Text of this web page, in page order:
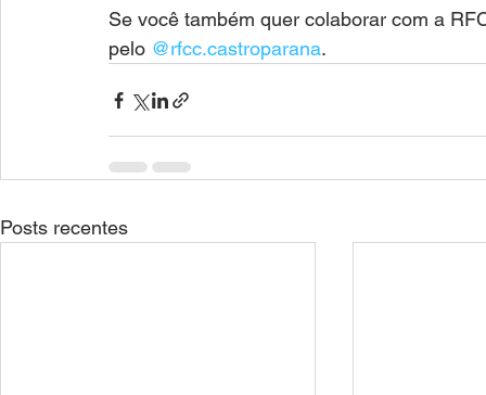
Se você também quer colaborar com a
pelo @rfcc.castroparana.
Posts recentes